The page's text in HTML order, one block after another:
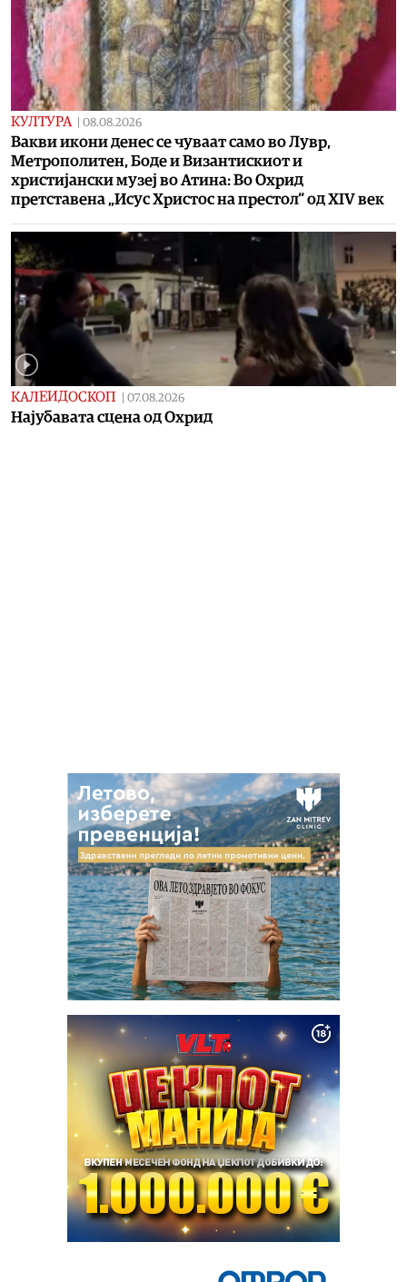
КУЛТУРА 08.08.2026
Вакви икони денес се чуваат само во Лувр,
Метрополитен, Боде и Византискиот и
христијански музеј во Атина: Во Охрид
претставена „Исус Христос на престол“ од XIV век
КАЛЕИДОСКОП 07.08.2026
Најубавата сцена од Охрид